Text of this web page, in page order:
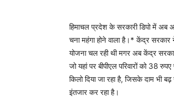
हिमाचल प्रदेश के सरकारी डिपो में अब
चना महंगा होने वाला है।* केंद्र
योजना चल रही थी मगर अब केंद्र
जो यहां पर बीपीएल परिवारों को 38
किलो दिया जा रहा है, जिसके दाम भी
इंतजार कर रहा है।